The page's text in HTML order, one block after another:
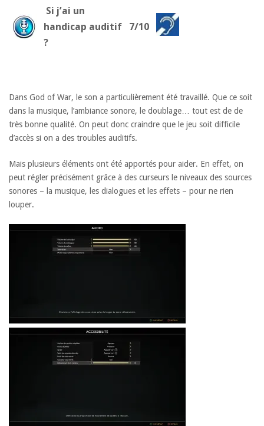
Si j’ai un
handicap auditif
?
7/10
Dans God of War, le son a particulièrement été travaillé. Que ce soit
dans la musique, l’ambiance sonore, le doublage… tout est de de
très bonne qualité. On peut donc craindre que le jeu soit difficile
d’accès si on a des troubles auditifs.
Mais plusieurs éléments ont été apportés pour aider. En effet, on
peut régler précisément grâce à des curseurs le niveaux des sources
sonores – la musique, les dialogues et les effets – pour ne rien
louper.